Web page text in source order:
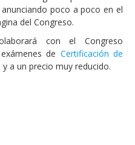
poco a poco en el
del Congreso.
con el Congreso
de Certificación de
a un precio muy reducido.